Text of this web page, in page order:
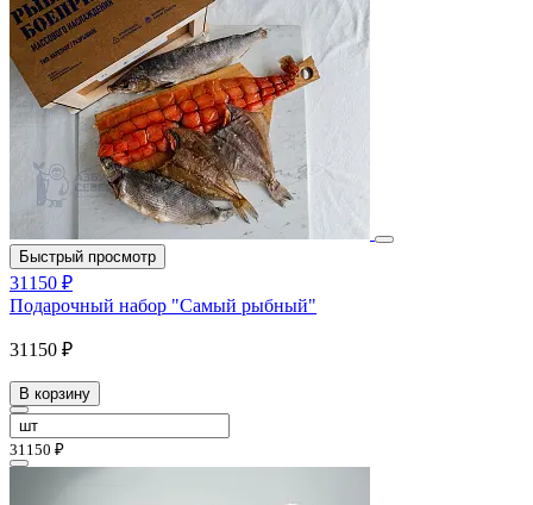
Быстрый просмотр
31150 ₽
Подарочный набор "Самый рыбный"
31150 ₽
В корзину
31150 ₽